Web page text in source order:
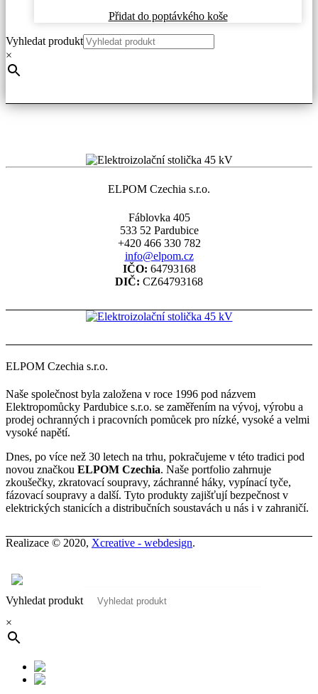
Přidat do poptávkého koše
Vyhledat produkt
×
ELPOM Czechia s.r.o.
Fáblovka 405
533 52 Pardubice
+420 466 330 782
info@elpom.cz
IČO: 64793168
DIČ: CZ64793168
ELPOM Czechia s.r.o.
Naše společnost byla založena v roce 1996 pod názvem
Elektropomůcky Pardubice s.r.o. se zaměřením na vývoj, výrobu a
prodej ochranných i pracovních pomůcek pro nízké, vysoké a velmi
vysoké napětí.
Dnes, po více než 30 letech na trhu, pokračujeme v této tradici pod
novou značkou ELPOM Czechia. Naše portfolio zahrnuje
zkoušečky, zkratovací soupravy, záchranné háky, vypínací tyče,
fázovací soupravy a další. Tyto produkty zajišťují bezpečnost v
elektrických stanicích a distribučních soustavách u nás i v zahraničí.
Realizace © 2020, Xcreative - webdesign.
Vyhledat produkt
×